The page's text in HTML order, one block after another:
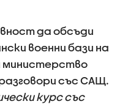
да обсъди
военни бази на
министерство
със САЩ.
курс със